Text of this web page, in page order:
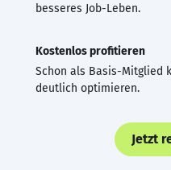
besseres Job-Leben.
Kostenlos profitieren
Schon als Basis-Mitglied
deutlich optimieren.
Jetzt